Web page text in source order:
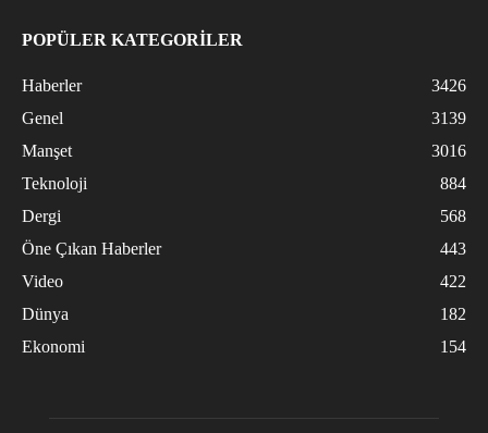
POPÜLER KATEGORİLER
Haberler
3426
Genel
3139
Manşet
3016
Teknoloji
884
Dergi
568
Öne Çıkan Haberler
443
Video
422
Dünya
182
Ekonomi
154